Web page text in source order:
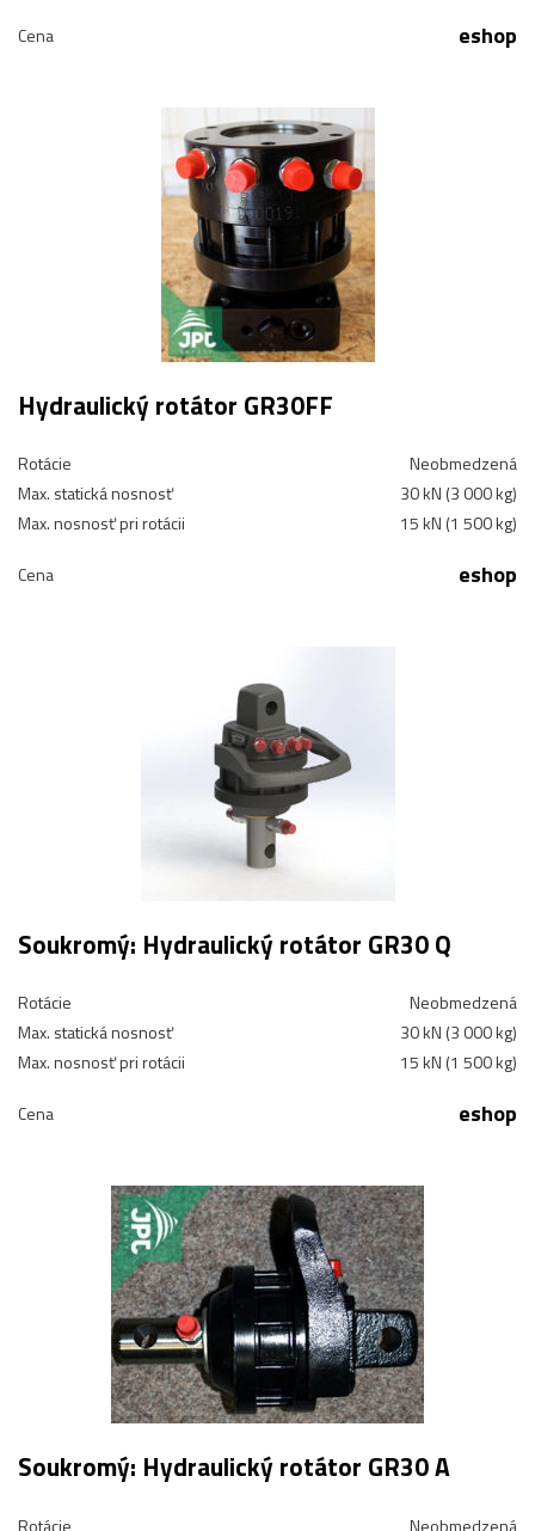
Cena eshop
Hydraulický rotátor GR30FF
Rotácie
Neobmedzená
Max. statická nosnosť
30 kN (3 000 kg)
Max. nosnosť pri rotácii
15 kN (1 500 kg)
Cena eshop
Soukromý: Hydraulický rotátor GR30 Q
Rotácie
Neobmedzená
Max. statická nosnosť
30 kN (3 000 kg)
Max. nosnosť pri rotácii
15 kN (1 500 kg)
Cena eshop
Soukromý: Hydraulický rotátor GR30 A
Rotácie Neobmedzená